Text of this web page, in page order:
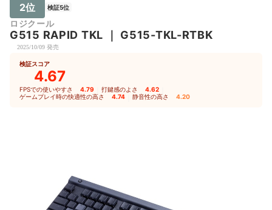
2位 検証5位
ロジクール
G515 RAPID TKL ｜ G515-TKL-RTBK
2025/10/09 発売
検証スコア
4.67
FPSでの使いやすさ 4.79 打鍵感のよさ 4.62
ゲームプレイ時の快適性の高さ 4.74 静音性の高さ 4.20